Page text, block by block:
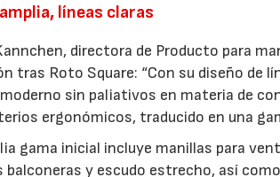
líneas claras
directora de Producto para
tras Roto Square: “Con su diseño de
sin paliativos en materia de
ergonómicos, traducido en una
gama inicial incluye manillas para
balconeras y escudo estrecho, así